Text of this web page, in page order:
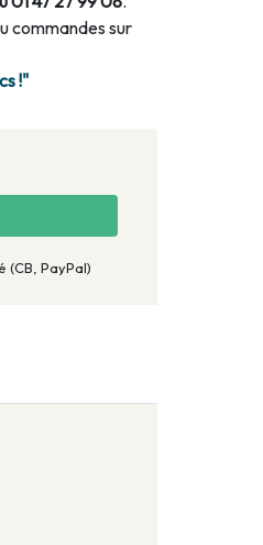
commandes sur
!"
(CB, PayPal)